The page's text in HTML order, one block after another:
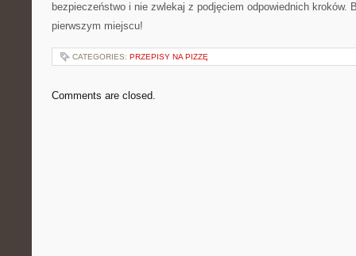
bezpieczeństwo i nie⁤ zwlekaj z podjęciem⁢ odpowiednich kroków.
pierwszym ⁤miejscu!
CATEGORIES: PRZEPISY NA PIZZĘ
Comments are closed.